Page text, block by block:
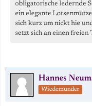
obligatorische ledernde
ein elegante
sich kurz um nickt hie
setzt sich an einen freien
Hannes
Wiedemünder